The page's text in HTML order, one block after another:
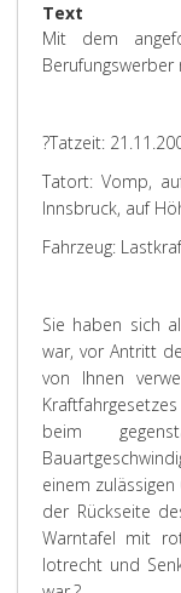
Text
Mit dem
Berufungswerber
?Tatzeit:
Tatort: Vomp,
Innsbruck, auf
Fahrzeug:
Sie haben sich
war, vor Antritt
von Ihnen
beim
einem
der Rückseite
Warntafel mit
lotrecht und